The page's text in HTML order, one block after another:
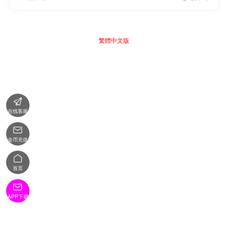
繁體中文版

在线客服

金币充值

首页

APP下载